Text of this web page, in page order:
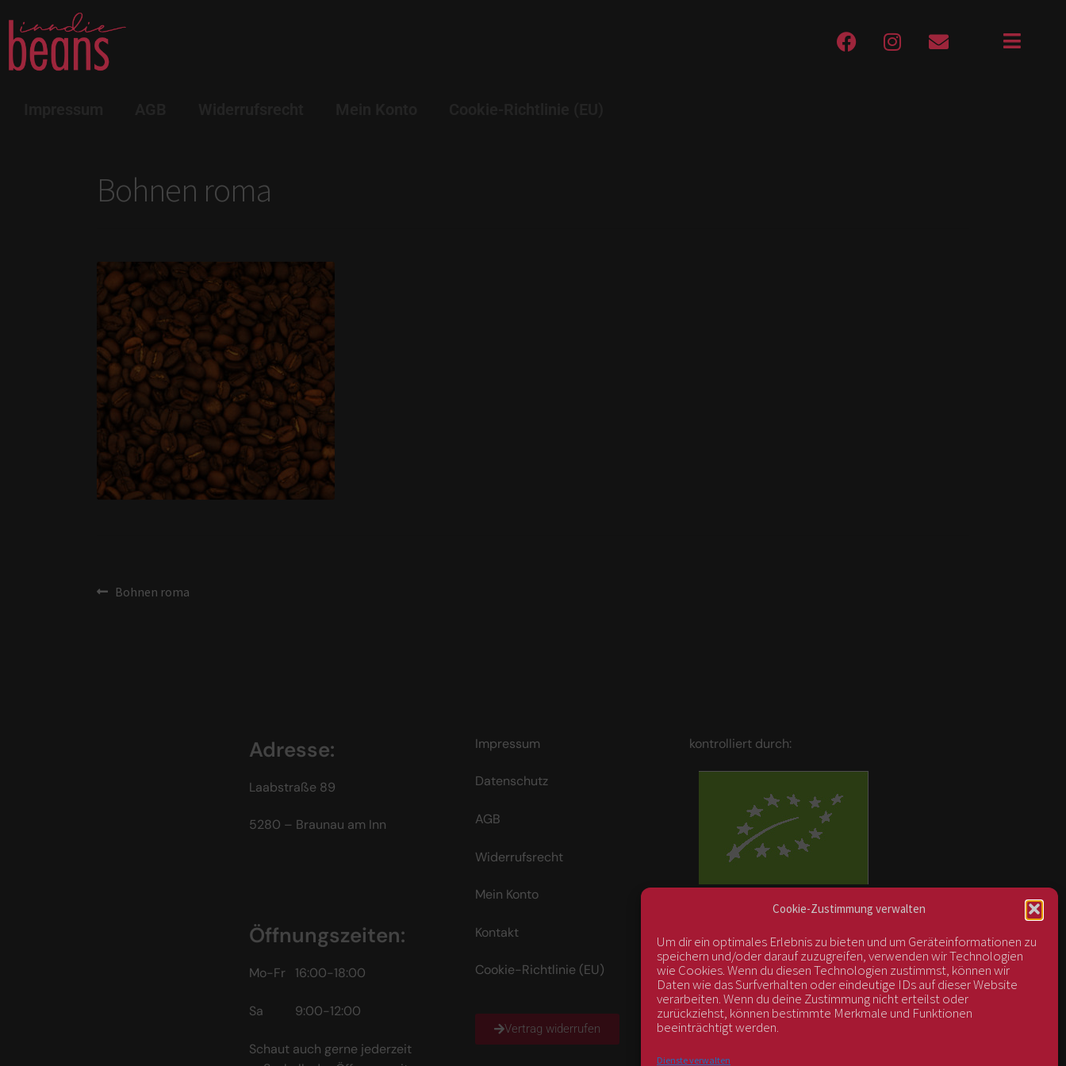
Cookie-Zustimmung verwalten
Um dir ein optimales Erlebnis zu bieten und um Geräteinformationen zu
speichern und/oder darauf zuzugreifen, verwenden wir Technologien
wie Cookies. Wenn du diesen Technologien zustimmst, können wir
Daten wie das Surfverhalten oder eindeutige IDs auf dieser Website
verarbeiten. Wenn du deine Zustimmung nicht erteilst oder
zurückziehst, können bestimmte Merkmale und Funktionen
beeinträchtigt werden.
Dienste verwalten
Bohnen roma
Bohnen roma
Adresse:
Laabstraße 89
5280 – Braunau am Inn
Öffnungszeiten:
Mo-Fr 16:00-18:00
Sa 9:00-12:00
Schaut auch gerne jederzeit
Impressum
Datenschutz
AGB
Widerrufsrecht
Mein Konto
Kontakt
Cookie-Richtlinie (EU)
Vertrag widerrufen
kontrolliert durch: